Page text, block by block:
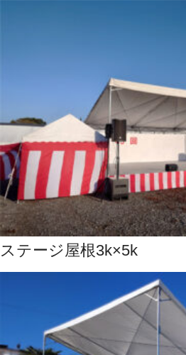
ステージ屋根3k×5k